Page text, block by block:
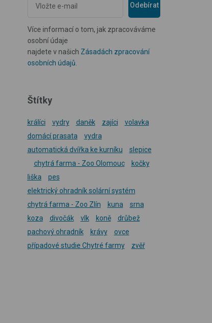
Odebírat
Více informací o tom, jak zpracováváme
osobní údaje
najdete v našich Zásadách zpracování
osobních údajů
Štítky
králíci vydry daněk zajíci
volavka
domácí prasata
vydra
automatická dvířka ke kurníku
slepice
chytrá farma - Zoo Olomouc
kočky
liška
pes
elektrický ohradník solární systém
chytrá farma - Zoo Zlín
kuna
srna
koza
divočák vlk koně
drůbež
pachový ohradník
krávy
ovce
případové studie Chytré farmy
zvěř